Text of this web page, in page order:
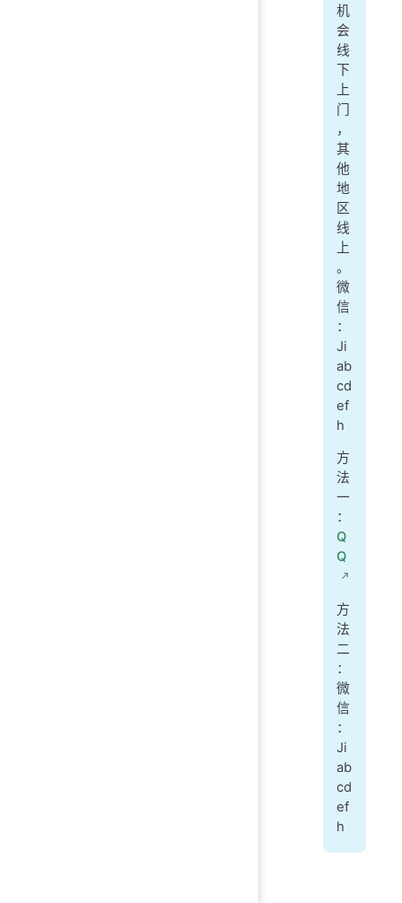
机
会
线
下
上
门
，
其
他
地
区
线
上
。
微
信
：
Ji
ab
cd
ef
h
方
法
一
：
Q
Q
方
法
二
：
微
信
：
Ji
ab
cd
ef
h